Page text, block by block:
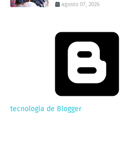
agosto 07, 2026
tecnología de Blogger